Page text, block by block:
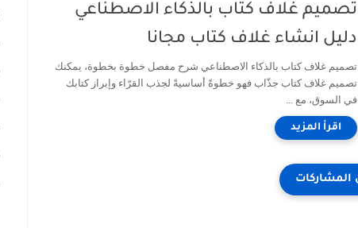
تصميم غلاف كتاب بالذكاء الاصطناعي
دليل انشاء غلاف كتاب مجانا
تصميم غلاف كتاب بالذكاء الاصطناعي شرح مفصل خطوة بخطوة، يمكنك
تصميم غلاف كتاب جذّاب فهو خطوةً أساسيةً لجذب القرّاء وإبراز كتابك
في السوق، مع ...